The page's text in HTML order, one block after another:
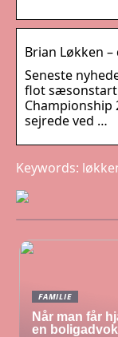
Brian Løkken
Seneste
flot sæsonstart
Championship
sejrede ved …
Keywords:
FAMILIE
Når man får
en